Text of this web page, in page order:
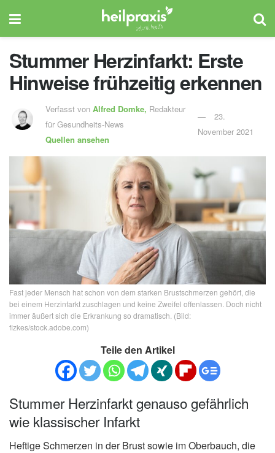
Stummer Herzinfarkt: Erste
Hinweise frühzeitig erkennen
Verfasst von Alfred Domke, Redakteur
für Gesundheits-News
Quellen ansehen
23.
November 2021
Fast jeder Mensch hat schon von dem starken Brustschmerzen gehört, die
bei einem Herzinfarkt zuschlagen und keine Zweifel offenlassen. Doch nicht
immer äußert sich die Erkrankung so dramatisch. (Bild:
fizkes/stock.adobe.com)
Teile den Artikel
Stummer Herzinfarkt genauso gefährlich
wie klassischer Infarkt
Heftige Schmerzen in der Brust sowie im Oberbauch, die